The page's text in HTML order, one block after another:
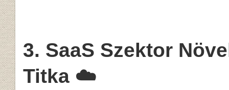
3. SaaS Szektor
Titka ☁️